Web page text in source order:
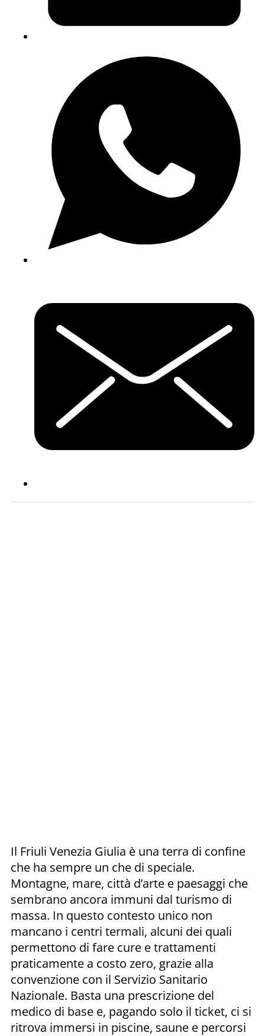
Il Friuli Venezia Giulia è una terra di confine
che ha sempre un che di speciale.
Montagne, mare, città d’arte e paesaggi che
sembrano ancora immuni dal turismo di
massa. In questo contesto unico non
mancano i centri termali, alcuni dei quali
permettono di fare cure e trattamenti
praticamente a costo zero, grazie alla
convenzione con il Servizio Sanitario
Nazionale. Basta una prescrizione del
medico di base e, pagando solo il ticket, ci si
ritrova immersi in piscine, saune e percorsi